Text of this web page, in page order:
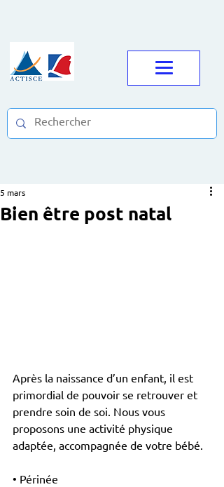
Bien être post natal
5 mars
Après la naissance d’un enfant, il est
primordial de pouvoir se retrouver et
prendre soin de soi. Nous vous
proposons une activité physique
adaptée, accompagnée de votre bébé.
• Périnée